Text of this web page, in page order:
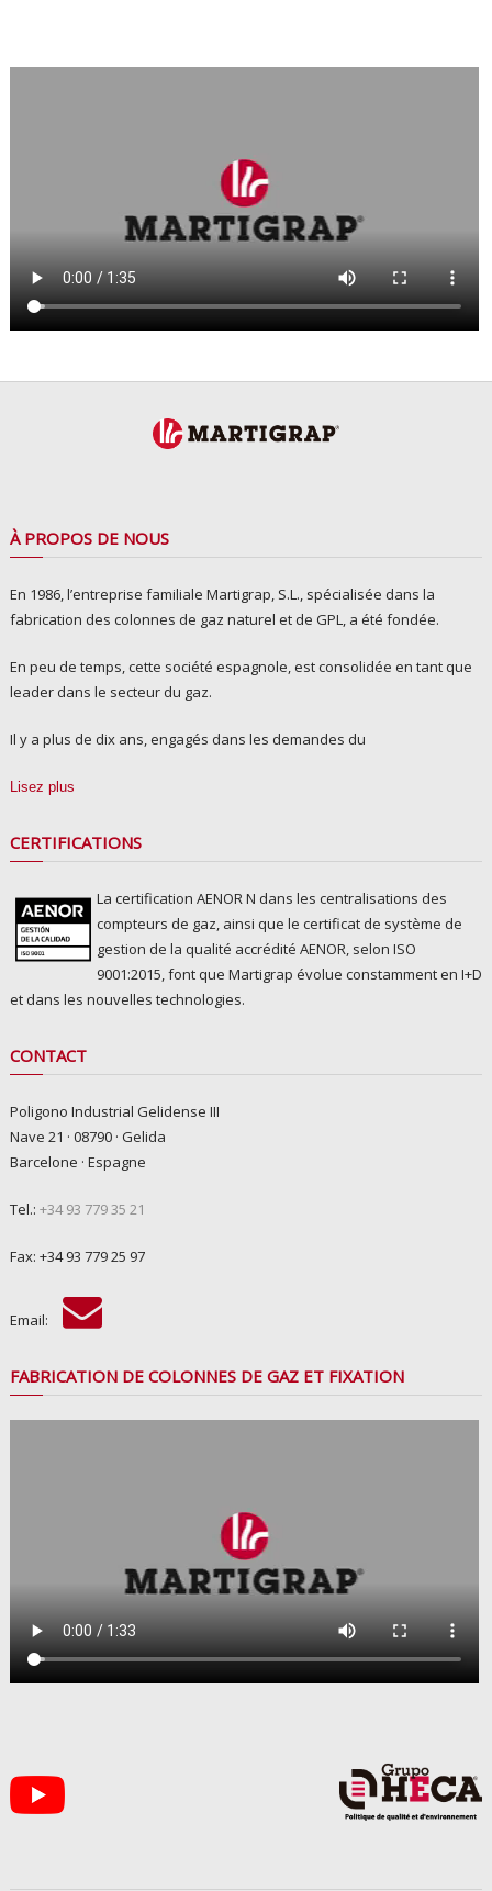
À PROPOS DE NOUS
En 1986, l’entreprise familiale Martigrap, S.L., spécialisée dans la
fabrication des colonnes de gaz naturel et de GPL, a été fondée.
En peu de temps, cette société espagnole, est consolidée en tant que
leader dans le secteur du gaz.
Il y a plus de dix ans, engagés dans les demandes du
Lisez plus
CERTIFICATIONS
La certification AENOR N dans les centralisations des
compteurs de gaz, ainsi que le certificat de système de
gestion de la qualité accrédité AENOR, selon ISO
9001:2015, font que Martigrap évolue constamment en I+D
et dans les nouvelles technologies.
CONTACT
Poligono Industrial Gelidense III
Nave 21 · 08790 · Gelida
Barcelone · Espagne
Tel.: +34 93 779 35 21
Fax: +34 93 779 25 97
Email:
FABRICATION DE COLONNES DE GAZ ET FIXATION